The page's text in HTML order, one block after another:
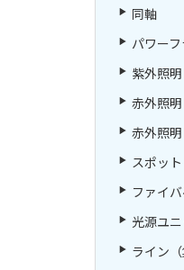
同軸
パワー
紫外照
赤外照
赤外照
スポット
ファイ
光源ユ
ライン（